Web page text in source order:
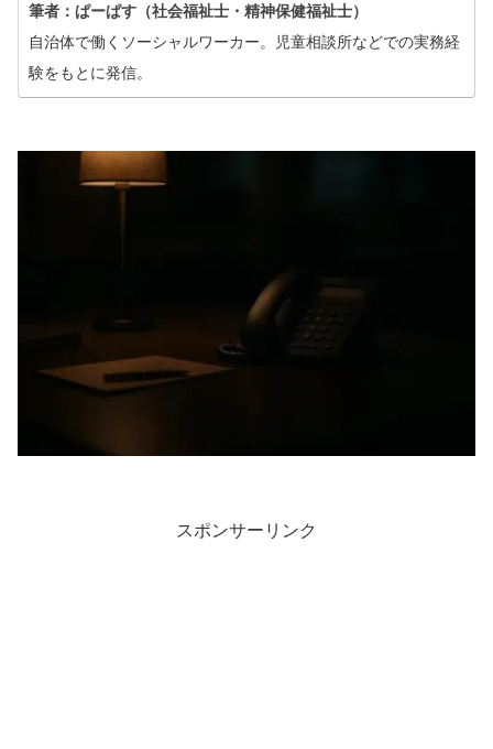
筆者：ぱーぱす（社会福祉士・精神保健福祉士）
自治体で働くソーシャルワーカー。児童相談所などでの実務経
験をもとに発信。
スポンサーリンク